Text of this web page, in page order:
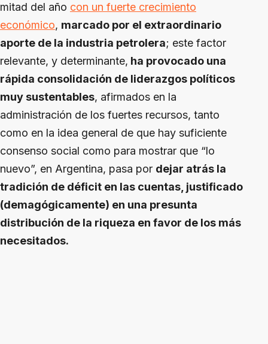
mitad del año con un fuerte crecimiento
económico, marcado por el extraordinario
aporte de la industria petrolera; este factor
relevante, y determinante, ha provocado una
rápida consolidación de liderazgos políticos
muy sustentables, afirmados en la
administración de los fuertes recursos, tanto
como en la idea general de que hay suficiente
consenso social como para mostrar que “lo
nuevo”, en Argentina, pasa por dejar atrás la
tradición de déficit en las cuentas, justificado
(demagógicamente) en una presunta
distribución de la riqueza en favor de los más
necesitados.